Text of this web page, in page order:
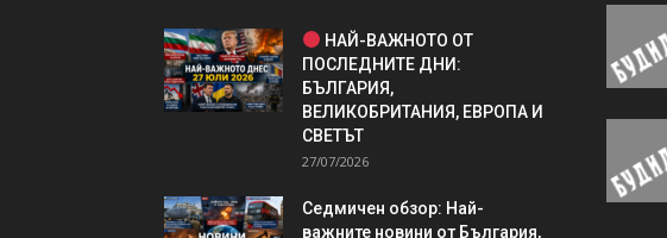
НАЙ-ВАЖНОТО ОТ
ПОСЛЕДНИТЕ ДНИ:
БЪЛГАРИЯ,
ВЕЛИКОБРИТАНИЯ, ЕВРОПА И
СВЕТЪТ
27/07/2026
Седмичен обзор: Най-
важните новини от България,